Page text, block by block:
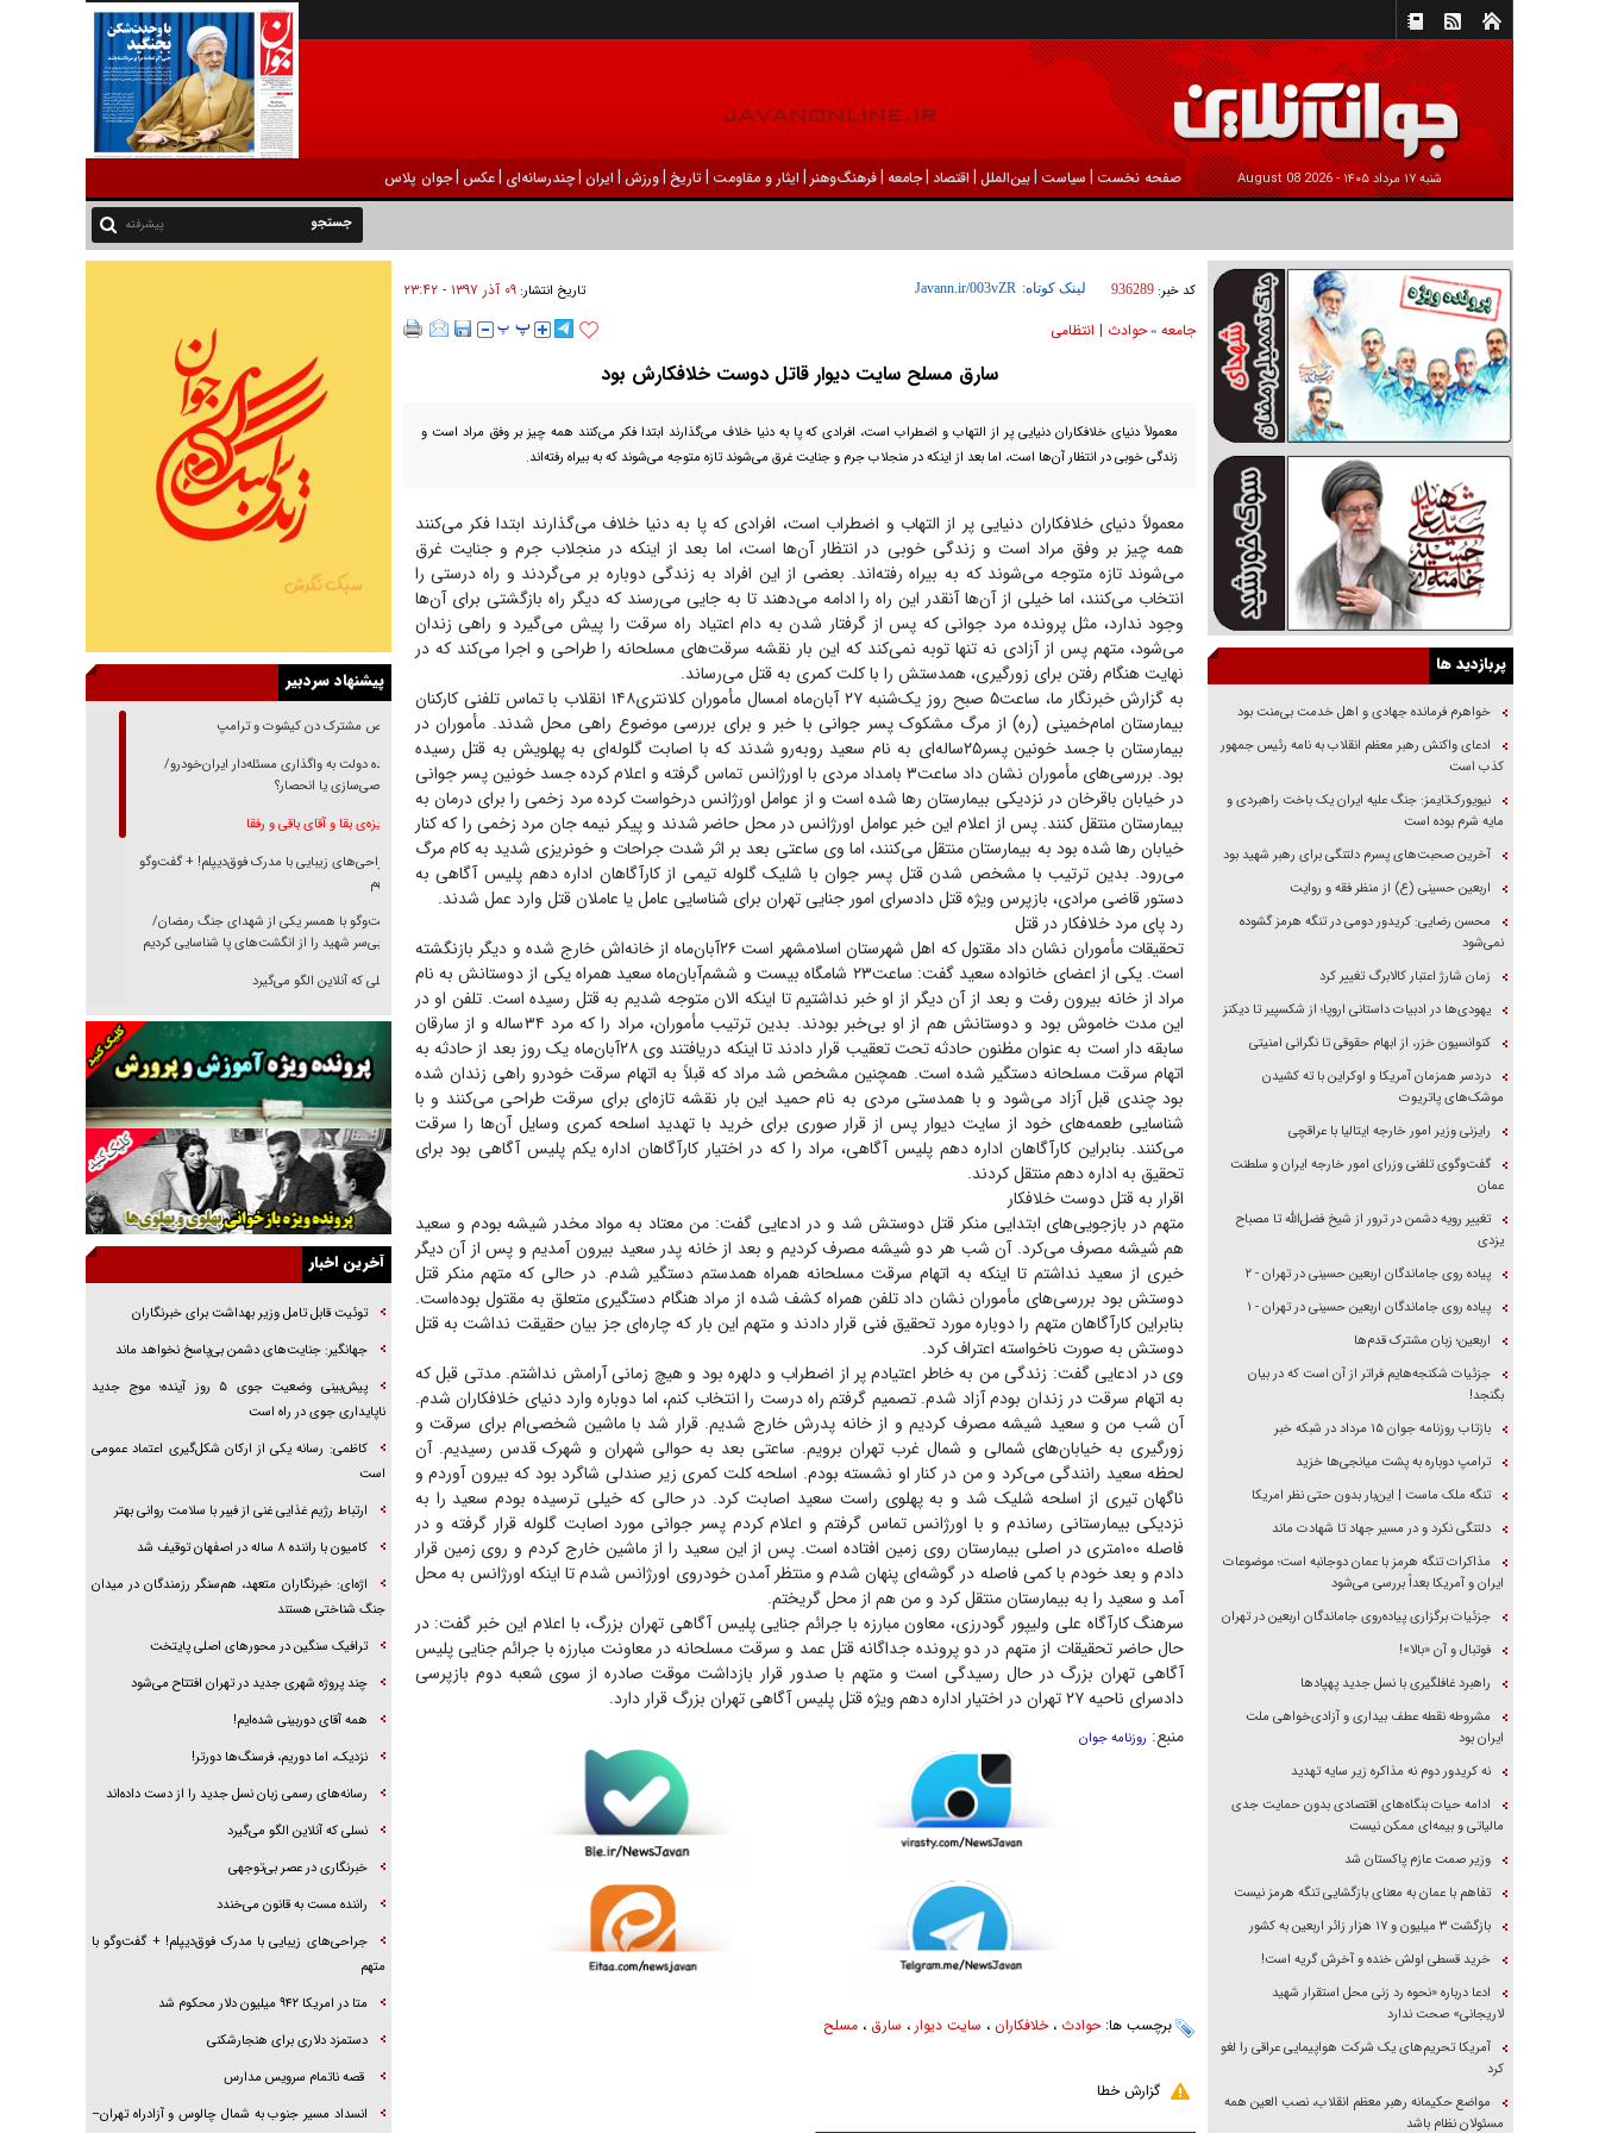
شنبه ۱۷ مرداد ۱۴۰۵ - 2026 August 08 صفحه نخست | سیاست |بين‌الملل | اقتصاد |جامعه |فرهنگ‌و‌هنر | ایثار و مقاومت |تاریخ |ورزش | ايران |چندرسانه‌ای |عکس |جوان پلاس
پیشرفته
کد خبر: 936289 لینک کوتاه: تاریخ انتشار:۰۹ آذر ۱۳۹۷ - ۲۳:۴۲
جامعه»حوادث | انتظامی
سارق مسلح سایت دیوار قاتل دوست خلافکارش بود
معمولاً دنیای خلافکاران دنیایی پر از التهاب و اضطراب است، افرادی که پا به دنیا خلاف می‌گذارند ابتدا فکر می‌کنند همه چیز بر وفق مراد است و
زندگی خوبی در انتظار آن‌ها است، اما بعد از اینکه در منجلاب جرم و جنایت غرق می‌شوند تازه متوجه می‌شوند که به بیراه رفته‌اند.
معمولاً دنیای خلافکاران دنیایی پر از التهاب و اضطراب است، افرادی که پا به دنیا خلاف می‌گذارند ابتدا فکر می‌کنند
همه چیز بر وفق مراد است و زندگی خوبی در انتظار آن‌ها است، اما بعد از اینکه در منجلاب جرم و جنایت غرق
می‌شوند تازه متوجه می‌شوند که به بیراه رفته‌اند. بعضی از این افراد به زندگی دوباره بر می‌گردند و راه درستی را
انتخاب می‌کنند، اما خیلی از آن‌ها آنقدر این راه را ادامه می‌دهند تا به جایی می‌رسند که دیگر راه بازگشتی برای آن‌ها
وجود ندارد، مثل پرونده مرد جوانی که پس از گرفتار شدن به دام اعتیاد راه سرقت را پیش می‌گیرد و راهی زندان
می‌شود، متهم پس از آزادی نه تنها توبه نمی‌کند که این بار نقشه سرقت‌های مسلحانه را طراحی و اجرا می‌کند که در
نهایت هنگام رفتن برای زورگیری، همدستش را با کلت کمری به قتل می‌رساند.
به گزارش خبرنگار ما، ساعت‌۵ صبح روز یک‌شنبه ۲۷ آبان‌ماه امسال مأموران کلانتری‌۱۴۸ انقلاب با تماس تلفنی کارکنان
بیمارستان امام‌خمینی (ره) از مرگ مشکوک پسر جوانی با خبر و برای بررسی موضوع راهی محل شدند. مأموران در
بیمارستان با جسد خونین پسر‌۲۵‌ساله‌ای به نام سعید روبه‌رو شدند که با اصابت گلوله‌ای به پهلویش به قتل رسیده
بود. بررسی‌های مأموران نشان داد ساعت‌۳ بامداد مردی با اورژانس تماس گرفته و اعلام کرده جسد خونین پسر جوانی
در خیابان باقرخان در نزدیکی بیمارستان رها شده است و از عوامل اورژانس درخواست کرده مرد زخمی را برای درمان به
بیمارستان منتقل کنند. پس از اعلام این خبر عوامل اورژانس در محل حاضر شدند و پیکر نیمه جان مرد زخمی را که کنار
خیابان رها شده بود به بیمارستان منتقل می‌کنند، اما وی ساعتی بعد بر اثر شدت جراحات و خونریزی شدید به کام مرگ
می‌رود. بدین ترتیب با مشخص شدن قتل پسر جوان با شلیک گلوله تیمی از کارآگاهان اداره دهم پلیس آگاهی به
دستور قاضی مرادی، بازپرس ویژه قتل دادسرای امور جنایی تهران برای شناسایی عامل یا عاملان قتل وارد عمل شدند.
رد پای مرد خلافکار در قتل
تحقیقات مأموران نشان داد مقتول که اهل شهرستان اسلامشهر است ۲۶‌آبان‌ماه از خانه‌اش خارج شده و دیگر بازنگشته
است. یکی از اعضای خانواده سعید گفت: ساعت‌۲۳ شامگاه بیست و ششم‌آبان‌ماه سعید همراه یکی از دوستانش به نام
مراد از خانه بیرون رفت و بعد از آن دیگر از او خبر نداشتیم تا اینکه الان متوجه شدیم به قتل رسیده است. تلفن او در
این مدت خاموش بود و دوستانش هم از او بی‌خبر بودند. بدین ترتیب مأموران، مراد را که مرد ۳۴‌ساله و از سارقان
سابقه دار است به عنوان مظنون حادثه تحت تعقیب قرار دادند تا اینکه دریافتند وی ۲۸‌آبان‌ماه یک روز بعد از حادثه به
اتهام سرقت مسلحانه دستگیر شده است. همچنین مشخص شد مراد که قبلاً به اتهام سرقت خودرو راهی زندان شده
بود چندی قبل آزاد می‌شود و با همدستی مردی به نام حمید این بار نقشه تازه‌ای برای سرقت طراحی می‌کنند و با
شناسایی طعمه‌های خود از سایت دیوار پس از قرار صوری برای خرید با تهدید اسلحه کمری وسایل آن‌ها را سرقت
می‌کنند. بنابراین کارآگاهان اداره دهم پلیس آگاهی، مراد را که در اختیار کارآگاهان اداره یکم پلیس آگاهی بود برای
تحقیق به اداره دهم منتقل کردند.
اقرار به قتل دوست خلافکار
متهم در بازجویی‌های ابتدایی منکر قتل دوستش شد و در ادعایی گفت: من معتاد به مواد مخدر شیشه بودم و سعید
هم شیشه مصرف می‌کرد. آن شب هر دو شیشه مصرف کردیم و بعد از خانه پدر سعید بیرون آمدیم و پس از آن دیگر
خبری از سعید نداشتم تا اینکه به اتهام سرقت مسلحانه همراه همدستم دستگیر شدم. در حالی که متهم منکر قتل
دوستش بود بررسی‌های مأموران نشان داد تلفن همراه کشف شده از مراد هنگام دستگیری متعلق به مقتول بوده‌است.
بنابراین کارآگاهان متهم را دوباره مورد تحقیق فنی قرار دادند و متهم این بار که چاره‌ای جز بیان حقیقت نداشت به قتل
دوستش به صورت ناخواسته اعتراف کرد.
وی در ادعایی گفت: زندگی من به خاطر اعتیادم پر از اضطراب و دلهره بود و هیچ زمانی آرامش نداشتم. مدتی قبل که
به اتهام سرقت در زندان بودم آزاد شدم. تصمیم گرفتم راه درست را انتخاب کنم، اما دوباره وارد دنیای خلافکاران شدم.
آن شب من و سعید شیشه مصرف کردیم و از خانه پدرش خارج شدیم. قرار شد با ماشین شخصی‌ام برای سرقت و
زورگیری به خیابان‌های شمالی و شمال غرب تهران برویم. ساعتی بعد به حوالی شهران و شهرک قدس رسیدیم. آن
لحظه سعید رانندگی می‌کرد و من در کنار او نشسته بودم. اسلحه کلت کمری زیر صندلی شاگرد بود که بیرون آوردم و
ناگهان تیری از اسلحه شلیک شد و به پهلوی راست سعید اصابت کرد. در حالی که خیلی ترسیده بودم سعید را به
نزدیکی بیمارستانی رساندم و با اورژانس تماس گرفتم و اعلام کردم پسر جوانی مورد اصابت گلوله قرار گرفته و در
فاصله ۱۰۰‌متری در اصلی بیمارستان روی زمین افتاده است. پس از این سعید را از ماشین خارج کردم و روی زمین قرار
دادم و بعد خودم با کمی فاصله در گوشه‌ای پنهان شدم و منتظر آمدن خودروی اورژانس شدم تا اینکه اورژانس به محل
آمد و سعید را به بیمارستان منتقل کرد و من هم از محل گریختم.
سرهنگ کارآگاه علی ولیپور گودرزی، معاون مبارزه با جرائم جنایی پلیس آگاهی تهران بزرگ، با اعلام این خبر گفت: در
حال حاضر تحقیقات از متهم در دو پرونده جداگانه قتل عمد و سرقت مسلحانه در معاونت مبارزه با جرائم جنایی پلیس
آگاهی تهران بزرگ در حال رسیدگی است و متهم با صدور قرار بازداشت موقت صادره از سوی شعبه دوم بازپرسی
دادسرای ناحیه ۲۷ تهران در اختیار اداره دهم ویژه قتل پلیس آگاهی تهران بزرگ قرار دارد.
منبع: روزنامه جوان
برچسب ها:حوادث ،خلافکاران ، سایت دیوار، سارق ، مسلح
گزارش خطا
پربازدید ها
خواهرم فرمانده جهادی و اهل خدمت بی‌منت بود
ادعای واکنش رهبر معظم انقلاب به نامه رئیس جمهور
کذب است
نیویورک‌تایمز: جنگ علیه ایران یک باخت راهبردی و
مایه شرم بوده است
آخرین صحبت‌های پسرم دلتنگی برای رهبر شهید بود
اربعین حسینی (ع) از منظر فقه و روایت
محسن رضایی: کریدور دومی در تنگه هرمز گشوده
نمی‌شود
زمان شارژ اعتبار کالابرگ تغییر کرد
یهودی‌ها در ادبیات داستانی اروپا؛ از شکسپیر تا دیکنز
کنوانسیون خزر، از ابهام حقوقی تا نگرانی امنیتی
دردسر همزمان آمریکا و اوکراین با ته کشیدن
موشک‌های پاتریوت
رایزنی وزیر امور خارجه ایتالیا با عراقچی
گفت‌وگوی تلفنی وزرای امور خارجه ایران و سلطنت
عمان
تغییر رویه دشمن در ترور از شیخ فضل‌الله تا مصباح
یزدی
پیاده روی جاماندگان اربعین حسینی در تهران - ۲
پیاده روی جاماندگان اربعین حسینی در تهران - ۱
اربعین؛ زبان مشترک قدم‌ها
جزئیات شکنجه‌هایم فراتر از آن است که در بیان
بگنجد!
بازتاب روزنامه جوان ۱۵ مرداد در شبکه خبر
ترامپ دوباره به پشت میانجی‌ها خزید
تنگه ملک ماست | این‌بار بدون حتی نظر امریکا
دلتنگی نکرد و در مسیر جهاد تا شهادت ماند
مذاکرات تنگه هرمز با عمان دوجانبه است؛ موضوعات
ایران و آمریکا بعداً بررسی می‌شود
جزئیات برگزاری پیاده‌روی جاماندگان اربعین در تهران
فوتبال و آن «بالا»!
راهبرد غافلگیری با نسل جدید پهپاد‌ها
مشروطه نقطه عطف بیداری و آزادی‌خواهی ملت
ایران بود
نه کریدور دوم نه مذاکره زیر سایه تهدید
ادامه حیات بنگاه‌های اقتصادی بدون حمایت جدی
مالیاتی و بیمه‌ای ممکن نیست
وزیر صمت عازم پاکستان شد
تفاهم با عمان به معنای بازگشایی تنگه هرمز نیست
بازگشت ۳ میلیون و ۱۷ هزار زائر اربعین به کشور
خرید قسطی اولش خنده و آخرش گریه است!
ادعا درباره «نحوه رد زنی محل استقرار شهید
لاریجانی» صحت ندارد
آمریکا تحریم‌های یک شرکت هواپیمایی عراقی را لغو
کرد
مواضع حکیمانه رهبر معظم انقلاب، نصب العین همه
مسئولان نظام باشد
پیشنهاد سردبیر
رقص مشترک دن کیشوت و ترامپ
دنده دولت به واگذاری مسئله‌دار ایران‌خودرو/
خصوصی‌سازی یا انحصار؟
غریزه‌ی بقا و آقای باقی و رفقا
جراحی‌های زیبایی با مدرک فوق‌دیپلم! + گفت‌وگو
با متهم
گفت‌وگو با همسر یکی از شهدای جنگ رمضان/
پیکر بی‌سر شهید را از انگشت‌های پا شناسایی کردیم
نسلی که آنلاین الگو می‌گیرد
گفت‌وگو با آیت‌الله جاودان/ جفای مخالفان مکانت
معنوی رهبر شهید را ارتقا می‌داد
راننده مست به قانون می‌خندد
همه آقای دوربینی شده‌ایم!
قصه ناتمام سرویس مدارس
آیا مقاومت فلسطین خلع‌سلاح می‌شود؟
الگوی وحدت‌آفرین در ادراک سیاست خارجی
گفتگوی دکتر اخوان مدیرمسئول روزنامه جوان با
آخرین اخبار
توئیت قابل تامل وزیر بهداشت برای خبرنگاران
جهانگیر: جنایت‌های دشمن بی‌پاسخ نخواهد ماند
پیش‌بینی وضعیت جوی ۵ روز آینده؛ موج جدید
ناپایداری جوی در راه است
کاظمی: رسانه یکی از ارکان شکل‌گیری اعتماد عمومی
است
ارتباط رژیم غذایی غنی از فیبر با سلامت روانی بهتر
کامیون با راننده ۸ ساله در اصفهان توقیف شد
اژه‌ای: خبرنگاران متعهد، هم‌سنگر رزمندگان در میدان
جنگ شناختی هستند
ترافیک سنگین در محورهای اصلی پایتخت
چند پروژه شهری جدید در تهران افتتاح می‌شود
همه آقای دوربینی شده‌ایم!
نزدیک، اما دوریم، فرسنگ‌ها دورتر!
رسانه‌های رسمی زبان نسل جدید را از دست داده‌اند
نسلی که آنلاین الگو می‌گیرد
‌خبرنگاری در عصر بی‌توجهی
راننده مست به قانون می‌خندد
جراحی‌های زیبایی با مدرک فوق‌دیپلم! + گفت‌وگو با
متهم
متا در امریکا ۹۴۲ میلیون دلار محکوم شد
دستمزد دلاری برای هنجارشکنی
قصه ناتمام سرویس مدارس
انسداد مسیر جنوب به شمال چالوس و آزادراه تهران–